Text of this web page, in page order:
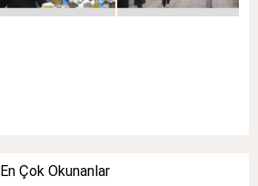
En Çok Okunanlar